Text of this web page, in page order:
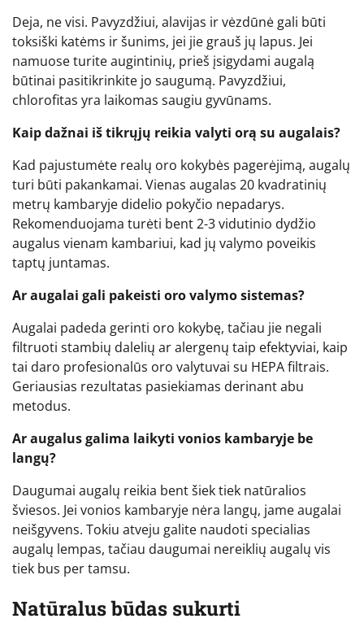
Deja, ne visi. Pavyzdžiui, alavijas ir vėzdūnė gali būti
toksiški katėms ir šunims, jei jie grauš jų lapus. Jei
namuose turite augintinių, prieš įsigydami augalą
būtinai pasitikrinkite jo saugumą. Pavyzdžiui,
chlorofitas yra laikomas saugiu gyvūnams.
Kaip dažnai iš tikrųjų reikia valyti orą su augalais?
Kad pajustumėte realų oro kokybės pagerėjimą, augalų
turi būti pakankamai. Vienas augalas 20 kvadratinių
metrų kambaryje didelio pokyčio nepadarys.
Rekomenduojama turėti bent 2-3 vidutinio dydžio
augalus vienam kambariui, kad jų valymo poveikis
taptų juntamas.
Ar augalai gali pakeisti oro valymo sistemas?
Augalai padeda gerinti oro kokybę, tačiau jie negali
filtruoti stambių dalelių ar alergenų taip efektyviai, kaip
tai daro profesionalūs oro valytuvai su HEPA filtrais.
Geriausias rezultatas pasiekiamas derinant abu
metodus.
Ar augalus galima laikyti vonios kambaryje be
langų?
Daugumai augalų reikia bent šiek tiek natūralios
šviesos. Jei vonios kambaryje nėra langų, jame augalai
neišgyvens. Tokiu atveju galite naudoti specialias
augalų lempas, tačiau daugumai nereiklių augalų vis
tiek bus per tamsu.
Natūralus būdas sukurti